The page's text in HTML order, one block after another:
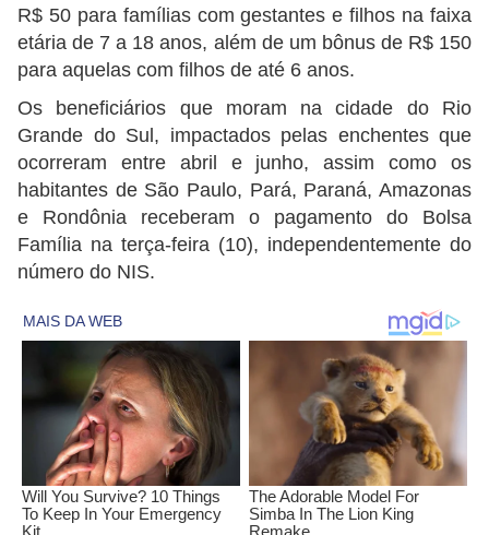
R$ 50 para famílias com gestantes e filhos na faixa
etária de 7 a 18 anos, além de um bônus de R$ 150
para aquelas com filhos de até 6 anos.
Os beneficiários que moram na cidade do Rio
Grande do Sul, impactados pelas enchentes que
ocorreram entre abril e junho, assim como os
habitantes de São Paulo, Pará, Paraná, Amazonas
e Rondônia receberam o pagamento do Bolsa
Família na terça-feira (10), independentemente do
número do NIS.